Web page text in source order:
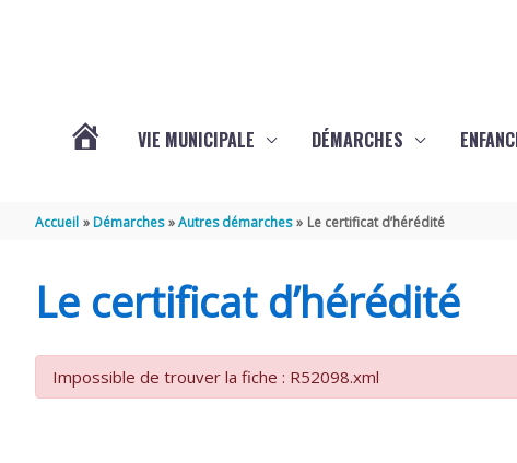
THÉNAC
VIE MUNICIPALE DÉMARCHES
Accueil Démarches Autres démarches Le certificat d’hérédité
Le certificat d’hérédité
Impossible de trouver la fiche : R52098.xml